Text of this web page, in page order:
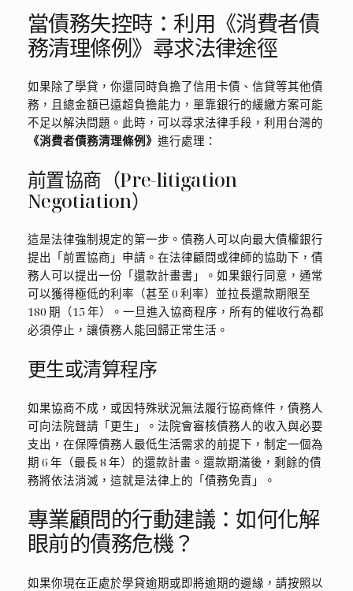
當債務失控時：利用《消費者債
務清理條例》尋求法律途徑
如果除了學貸，你還同時負擔了信用卡債、信貸等其他債
務，且總金額已遠超負擔能力，單靠銀行的緩繳方案可能
不足以解決問題。此時，可以尋求法律手段，利用台灣的
《消費者債務清理條例》 進行處理：
前置協商（Pre-litigation
Negotiation）
這是法律強制規定的第一步。債務人可以向最大債權銀行
提出「前置協商」申請。在法律顧問或律師的協助下，債
務人可以提出一份「還款計畫書」。如果銀行同意，通常
可以獲得極低的利率（甚至 0 利率）並拉長還款期限至
180 期（15 年）。一旦進入協商程序，所有的催收行為都
必須停止，讓債務人能回歸正常生活。
更生或清算程序
如果協商不成，或因特殊狀況無法履行協商條件，債務人
可向法院聲請「更生」。法院會審核債務人的收入與必要
支出，在保障債務人最低生活需求的前提下，制定一個為
期 6 年（最長 8 年）的還款計畫。還款期滿後，剩餘的債
務將依法消滅，這就是法律上的「債務免責」。
專業顧問的行動建議：如何化解
眼前的債務危機？
如果你現在正處於學貸逾期或即將逾期的邊緣，請按照以